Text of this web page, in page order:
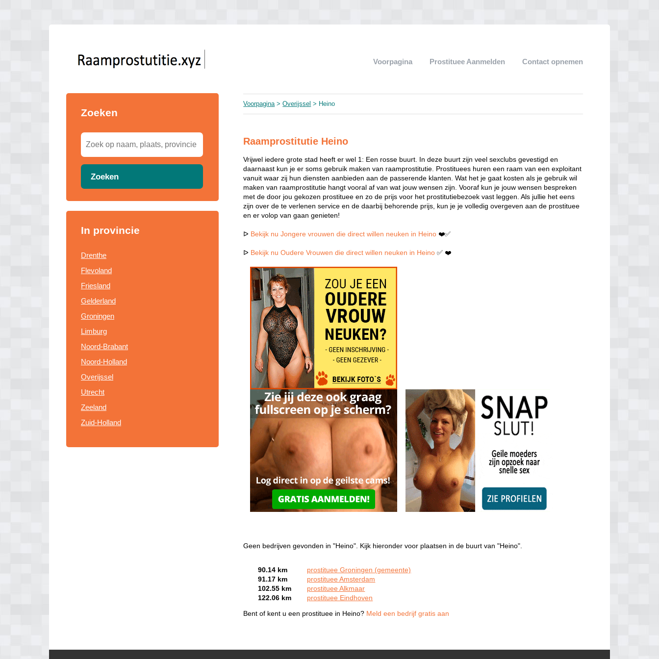
Voorpagina Prostituee Aanmelden Contact opnemen
Zoeken
Zoeken
In provincie
Drenthe
Flevoland
Friesland
Gelderland
Groningen
Limburg
Noord-Brabant
Noord-Holland
Overijssel
Utrecht
Zeeland
Zuid-Holland
Voorpagina>Overijssel > Heino
Raamprostitutie Heino
Vrijwel iedere grote stad heeft er wel 1: Een rosse buurt. In deze buurt zijn veel sexclubs gevestigd en
daarnaast kun je er soms gebruik maken van raamprostitutie. Prostituees huren een raam van een exploitant
vanuit waar zij hun diensten aanbieden aan de passerende klanten. Wat het je gaat kosten als je gebruik wil
maken van raamprostitutie hangt vooral af van wat jouw wensen zijn. Vooraf kun je jouw wensen bespreken
met de door jou gekozen prostituee en zo de prijs voor het prostitutiebezoek vast leggen. Als jullie het eens
zijn over de te verlenen service en de daarbij behorende prijs, kun je je volledig overgeven aan de prostituee
en er volop van gaan genieten!
ᐅ Bekijk nu Jongere vrouwen die direct willen neuken in Heino ❤️✅
ᐅ Bekijk nu Oudere Vrouwen die direct willen neuken in Heino ✅ ❤️
Geen bedrijven gevonden in "Heino". Kijk hieronder voor plaatsen in de buurt van "Heino".
90.14 km
prostituee Groningen (gemeente)
91.17 km
prostituee Amsterdam
102.55 km
prostituee Alkmaar
122.06 km
prostituee Eindhoven
Bent of kent u een prostituee in Heino? Meld een bedrijf gratis aan